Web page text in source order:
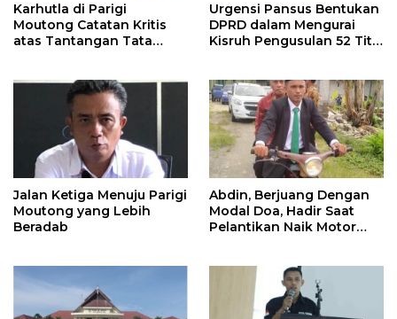
Karhutla di Parigi
Moutong Catatan Kritis
atas Tantangan Tata
Urgensi Pansus Bentukan
DPRD dalam Mengurai
Kisruh Pengusulan 52 Titik
Jalan Ketiga Menuju Parigi
Moutong yang Lebih
Beradab
Abdin, Berjuang Dengan
Modal Doa, Hadir Saat
Pelantikan Naik Motor